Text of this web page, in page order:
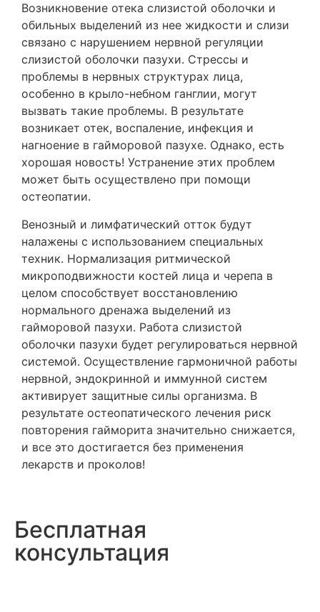
Возникновение отека слизистой оболочки и
обильных выделений из нее жидкости и слизи
связано с нарушением нервной регуляции
слизистой оболочки пазухи. Стрессы и
проблемы в нервных структурах лица,
особенно в крыло-небном ганглии, могут
вызвать такие проблемы. В результате
возникает отек, воспаление, инфекция и
нагноение в гайморовой пазухе. Однако, есть
хорошая новость! Устранение этих проблем
может быть осуществлено при помощи
остеопатии.
Венозный и лимфатический отток будут
налажены с использованием специальных
техник. Нормализация ритмической
микроподвижности костей лица и черепа в
целом способствует восстановлению
нормального дренажа выделений из
гайморовой пазухи. Работа слизистой
оболочки пазухи будет регулироваться нервной
системой. Осуществление гармоничной работы
нервной, эндокринной и иммунной систем
активирует защитные силы организма. В
результате остеопатического лечения риск
повторения гайморита значительно снижается,
и все это достигается без применения
лекарств и проколов!
Бесплатная
консультация